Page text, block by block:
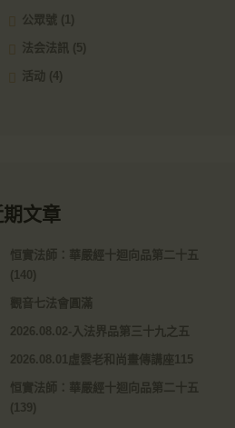
公眾號 (1)
法会法訊 (5)
活动 (4)
期文章
恒實法師：華嚴經十迴向品第二十五
(140)
觀音七法會圓滿
2026.08.02-入法界品第三十九之五
2026.08.01虛雲老和尚畫傳講座115
恒實法師：華嚴經十迴向品第二十五
(139)